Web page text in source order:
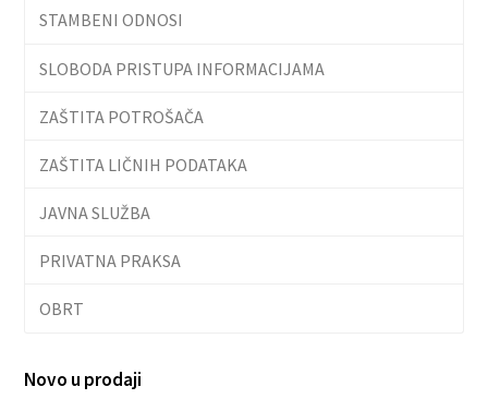
STAMBENI ODNOSI
SLOBODA PRISTUPA INFORMACIJAMA
ZAŠTITA POTROŠAČA
ZAŠTITA LIČNIH PODATAKA
JAVNA SLUŽBA
PRIVATNA PRAKSA
OBRT
Novo u prodaji